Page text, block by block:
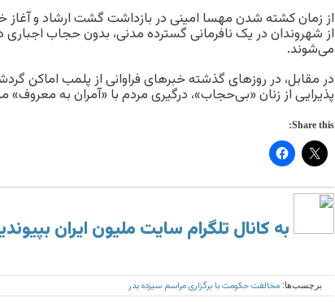
از زمان کشته شدن مهسا امینی در بازداشت گشت ارشاد و آغاز
از شهروندان در یک نافرمانی گسترده مدنی، بدون حجاب
می‌شوند.
در مقابل، در روزهای گذشته خبرهای فراوانی از پلمب اماکن
پذیرایی از زنان «بی‌حجاب»، درگیری مردم با «آمران به
Share this:
به کانال تلگرام سایت ملیون ایران
برچسب‌ها: مخالفت حکومت با برگزاری مراسم سیزده بدر